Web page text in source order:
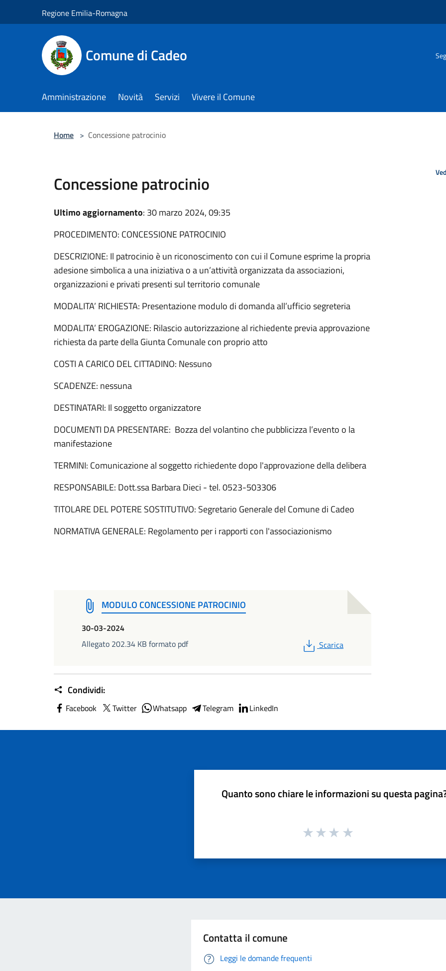
Regione Emilia-Romagna
Comune di Cadeo
Amministrazione Novità Servizi Vivere il Comune
Home > Concessione patrocinio
Concessione patrocinio
Ultimo aggiornamento: 30 marzo 2024, 09:35
PROCEDIMENTO: CONCESSIONE PATROCINIO
DESCRIZIONE: Il patrocinio è un riconoscimento con cui il Comune esprime la propria
adesione simbolica a una iniziativa o a un’attività organizzata da associazioni,
organizzazioni e privati presenti sul territorio comunale
MODALITA’ RICHIESTA: Presentazione modulo di domanda all’ufficio segreteria
MODALITA’ EROGAZIONE: Rilascio autorizzazione al richiedente previa approvazione
richiesta da parte della Giunta Comunale con proprio atto
COSTI A CARICO DEL CITTADINO: Nessuno
SCADENZE: nessuna
DESTINATARI: Il soggetto organizzatore
DOCUMENTI DA PRESENTARE: Bozza del volantino che pubblicizza l’evento o la
manifestazione
TERMINI: Comunicazione al soggetto richiedente dopo l'approvazione della delibera
RESPONSABILE: Dott.ssa Barbara Dieci - tel. 0523-503306
TITOLARE DEL POTERE SOSTITUTIVO: Segretario Generale del Comune di Cadeo
NORMATIVA GENERALE: Regolamento per i rapporti con l'associazionismo
MODULO CONCESSIONE PATROCINIO
30-03-2024
Allegato 202.34 KB formato pdf
PDF
Scarica
Condividi:
Facebook Twitter Whatsapp Telegram LinkedIn
Quanto sono chiare le informazioni su questa
Contatta il comune
Leggi le domande frequenti